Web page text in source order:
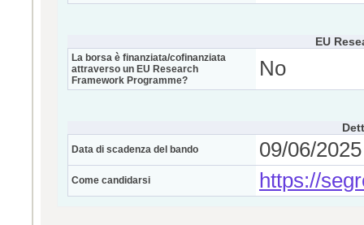
EU
La borsa è finanziata/cofinanziata
attraverso un EU Research
Framework Programme?
No
Data di scadenza del bando 09/06/
Come candidarsi https://